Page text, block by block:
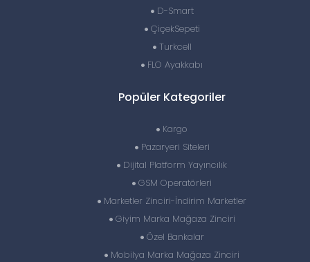
D-Smart
ÇiçekSepeti
Turkcell
FLO Ayakkabı
Popüler Kategoriler
Kargo
Pazaryeri Siteleri
Dijital Platform Yayıncılık
GSM Operatörleri
Marketler Zinciri-İndirim Marketler
Giyim Marka Mağaza Zinciri
Özel Bankalar
Mobilya Marka Mağaza Zinciri